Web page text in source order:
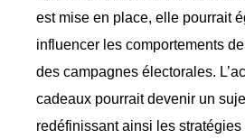
est mise en place, elle pourrait
influencer les comportements
des campagnes électorales.
cadeaux pourrait devenir un
redéfinissant ainsi les